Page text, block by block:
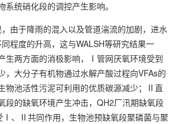
统硝化段的调控产生影响。
由于降雨的混入以及管道湍流的加剧，进水
程度的升高，这与WALSH等研究结果一
生两方面的消极影响，Ⅰ管网厌氧环境受到
，大分子有机物通过水解产酸过程向VFAs的
物池活性污泥可利用的优质碳源减少；Ⅱ直
段的缺氧环境产生冲击，QH2厂汛期缺氧段
Ⅰ、Ⅱ共同作用，生物池预缺氧段聚磷菌与聚